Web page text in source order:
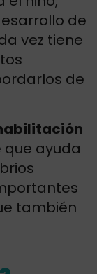
de
vez tiene
de
que ayuda
también